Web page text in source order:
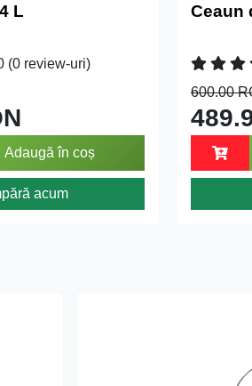
L
(0 review-uri)
Adaugă în coș
acum
Ceaun
600.00